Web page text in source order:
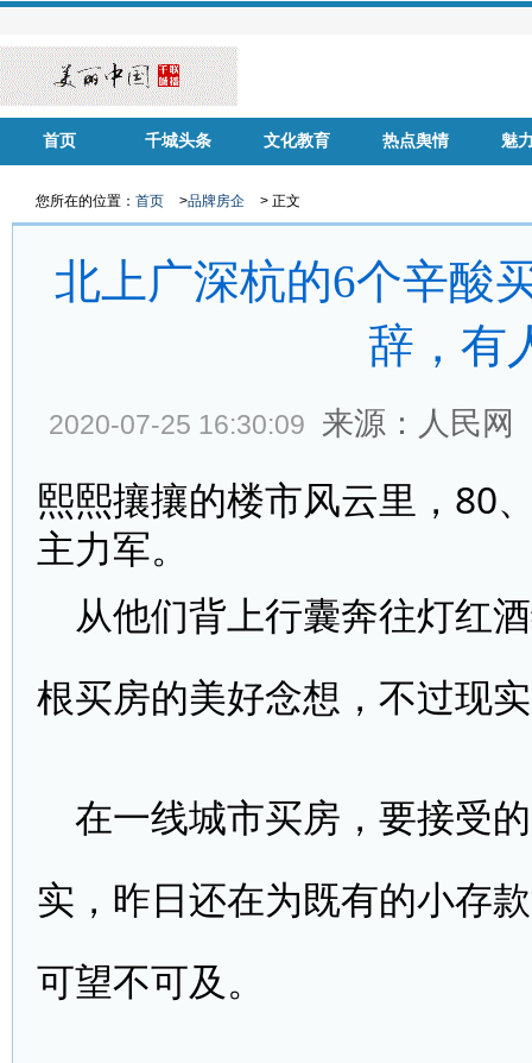
首页 千城头条 文化教育 热点舆情
魅
您所在的位置： 首页 >品牌房企 > 正文
北上广深杭的6个辛酸
辞，有
2020-07-25 16:30:09 来源：人民网
熙熙攘攘的楼市风云里，80
主力军。
从他们背上行囊奔往灯红
根买房的美好念想，不过现
在一线城市买房，要接受
实，昨日还在为既有的小存
可望不可及。